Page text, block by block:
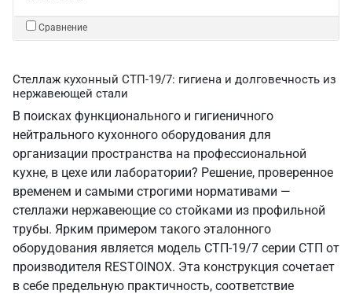
Сравнение
Стеллаж кухонный СТП-19/7: гигиена и долговечность из
нержавеющей стали
В поисках функционального и гигиеничного
нейтрального кухонного оборудования для
организации пространства на профессиональной
кухне, в цехе или лаборатории? Решение, проверенное
временем и самыми строгими нормативами —
стеллажи нержавеющие со стойками из профильной
трубы. Ярким примером такого эталонного
оборудования является модель СТП-19/7 серии СТП от
производителя RESTOINOX. Эта конструкция сочетает
в себе предельную практичность, соответствие